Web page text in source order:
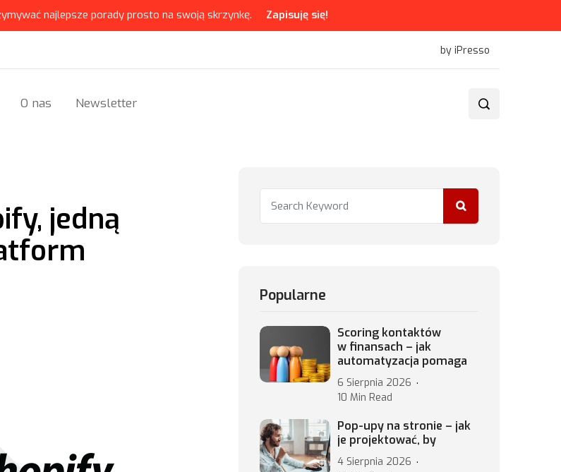
najlepsze porady prosto na swoją skrzynkę. Zapisuję się!
by iPresso
O nas Newsletter
jedną
Popularne
Scoring kontaktów
w finansach – jak
automatyzacja pomaga
6 Sierpnia 2026
10 Min Read
Pop-upy na stronie – jak
je projektować, by
4 Sierpnia 2026